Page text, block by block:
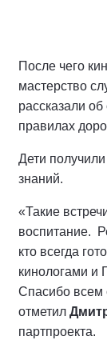
После чего
мастерство
рассказали
правилах
Дети
знаний.
«Такие
воспитание.
кто всегда
кинологами и
Спасибо всем
отметил
партпроекта.